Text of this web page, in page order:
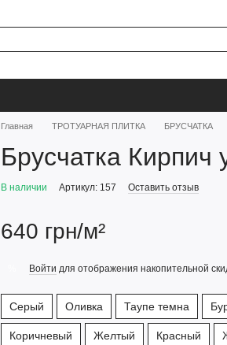
Главная ТРОТУАРНАЯ ПЛИТКА БРУСЧАТКА
Брусчатка Кирпич
В наличии Артикул: 157 Оставить отзыв
640 грн/м²
Войти для отображения накопительной
Серый Оливка Таупе темна
Коричневый Желтый Красный